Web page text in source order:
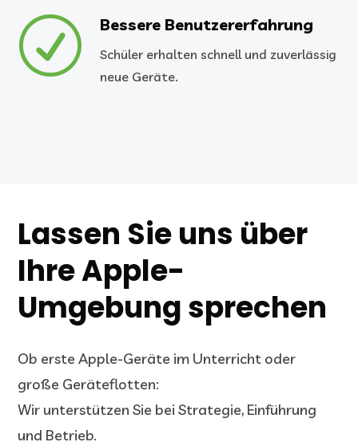
R Bessere Benutzererfahrung
Schüler erhalten schnell und zuverlässig
neue Geräte.
Lassen Sie uns über
Ihre Apple-
Umgebung sprechen
Ob erste Apple-Geräte im Unterricht oder
große Geräteflotten:
Wir unterstützen Sie bei Strategie, Einführung
und Betrieb.